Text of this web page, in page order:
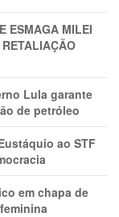
ESMAGA MILEI
Lula garante
de petróleo
ao STF
em chapa de